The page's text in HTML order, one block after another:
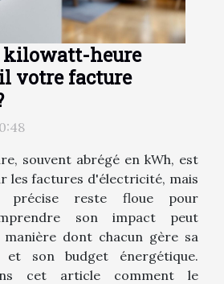
kilowatt-heure
votre facture
souvent abrégé en kWh, est
les factures d'électricité, mais
précise reste floue pour
son impact peut
dont chacun gère sa
et son budget énergétique.
cet article comment le